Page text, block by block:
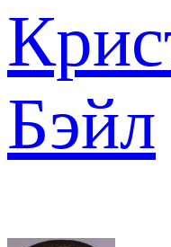
Бэйл